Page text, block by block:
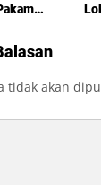
tidak akan